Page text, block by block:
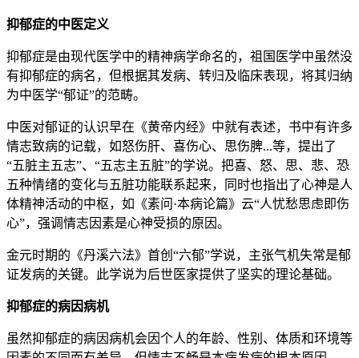
抑郁症的中医定义
抑郁症是由现代医学中的精神病学命名的，祖国医学中虽然没
有抑郁症的病名，但根据其发病、转归及临床表现，将其归纳
为中医学“郁证”的范畴。
中医对郁证的认识早在《黄帝内经》中就有表述，书中有许多
情志致病的记载，如怒伤肝、喜伤心、思伤脾...等，提出了
“五脏主五志”、“五志主五脏”的学说。把喜、怒、思、悲、恐
五种情绪的变化与五脏功能联系起来，同时也指出了心神是人
体精神活动的中枢，如《素问·本病论篇》云“人忧愁思虑即伤
心”，强调情志因素是心神受损的原因。
金元时期的《丹溪六法》首创“六郁”学说，主张气机失常是郁
证发病的关键。此学说为后世医家提供了坚实的理论基础。
抑郁症的病因病机
虽然抑郁症的病因病机会因个人的年龄、性别、体质和环境等